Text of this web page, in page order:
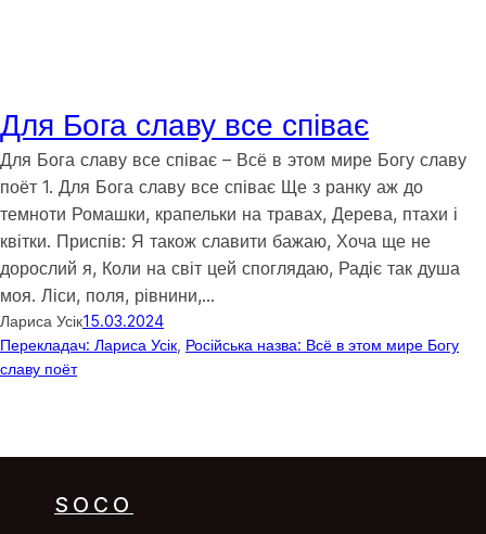
Для Бога славу все співає
Для Бога славу все співає – Всё в этом мире Богу славу
поёт 1. Для Бога славу все співає Ще з ранку аж до
темноти Ромашки, крапельки на травах, Дерева, птахи і
квітки. Приспів: Я також славити бажаю, Хоча ще не
дорослий я, Коли на світ цей споглядаю, Радіє так душа
моя. Ліси, поля, рівнини,…
Лариса Усік15.03.2024
Перекладач: Лариса Усік Російська назва: Всё в этом мире Богу
славу поёт
SOCO